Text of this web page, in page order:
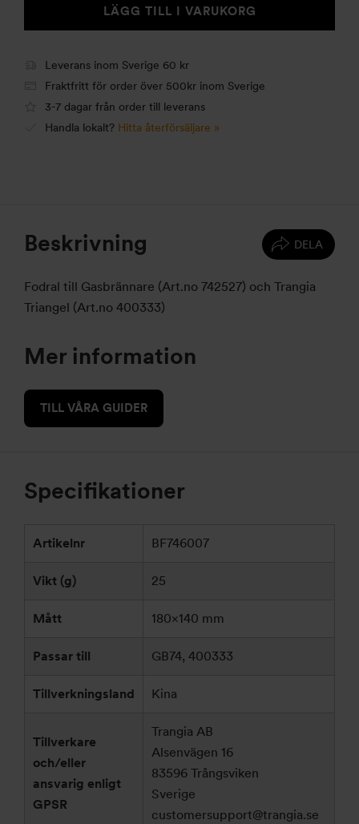
LÄGG TILL I VARUKORG
Leverans inom Sverige 60 kr
Fraktfritt för order över 500kr inom Sverige
3-7 dagar från order till leverans
Handla lokalt? Hitta återförsäljare »
DELA
Beskrivning
Fodral till Gasbrännare (Art.no 742527) och Trangia
Triangel (Art.no 400333)
Mer information
TILL VÅRA GUIDER
Specifikationer
Artikelnr BF746007
Vikt (g) 25
Mått 180×140 mm
Passar till GB74, 400333
Tillverkningsland Kina
Tillverkare
och/eller
ansvarig enligt
GPSR
Trangia AB
Alsenvägen 16
83596 Trångsviken
Sverige
customersupport@trangia.se